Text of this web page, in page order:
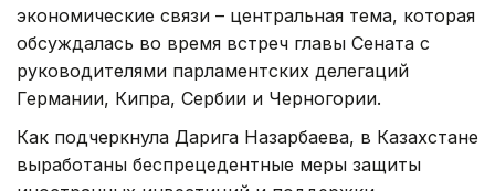
экономические связи – центральная тема, которая
обсуждалась во время встреч главы Сената с
руководителями парламентских делегаций
Германии, Кипра, Сербии и Черногории.
Как подчеркнула Дарига Назарбаева, в Казахстане
выработаны беспрецедентные меры защиты